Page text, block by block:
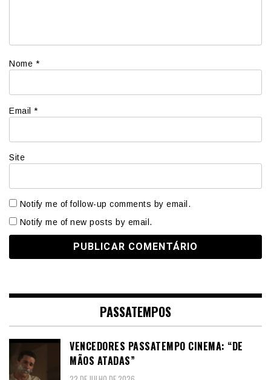
Nome *
Email *
Site
Notify me of follow-up comments by email.
Notify me of new posts by email.
PASSATEMPOS
VENCEDORES PASSATEMPO CINEMA: “DE
MÃOS ATADAS”